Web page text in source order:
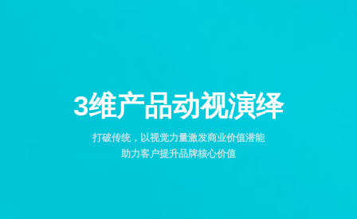
3维产品动视演绎
打破传统，以视觉力量激发商业价值潜能
助力客户提升品牌核心价值